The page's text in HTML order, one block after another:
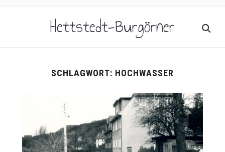
Hettstedt-Burgörner
SCHLAGWORT: HOCHWASSER